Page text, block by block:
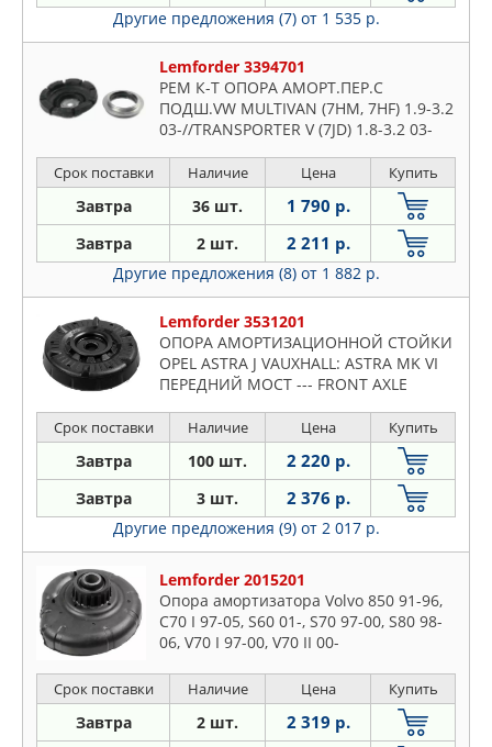
Другие предложения (7) от 1 535 р.
Lemforder 3394701
РЕМ К-Т ОПОРA АМОРТ.ПЕР.С
ПОДШ.VW MULTIVAN (7HM, 7HF) 1.9-3.2
03-//TRANSPORTER V (7JD) 1.8-3.2 03-
Срок поставки Наличие Цена Купить
Завтра 36 шт. 1 790 р.
Завтра 2 шт. 2 211 р.
Другие предложения (8) от 1 882 р.
Lemforder 3531201
ОПОРА АМОРТИЗАЦИОННОЙ СТОЙКИ
OPEL ASTRA J VAUXHALL: ASTRA MK VI
ПЕРЕДНИЙ МОСТ --- FRONT AXLE
Срок поставки Наличие Цена Купить
Завтра 100 шт. 2 220 р.
Завтра 3 шт. 2 376 р.
Другие предложения (9) от 2 017 р.
Lemforder 2015201
Опора амортизатора Volvo 850 91-96,
C70 I 97-05, S60 01-, S70 97-00, S80 98-
06, V70 I 97-00, V70 II 00-
Срок поставки Наличие Цена Купить
Завтра 2 шт. 2 319 р.